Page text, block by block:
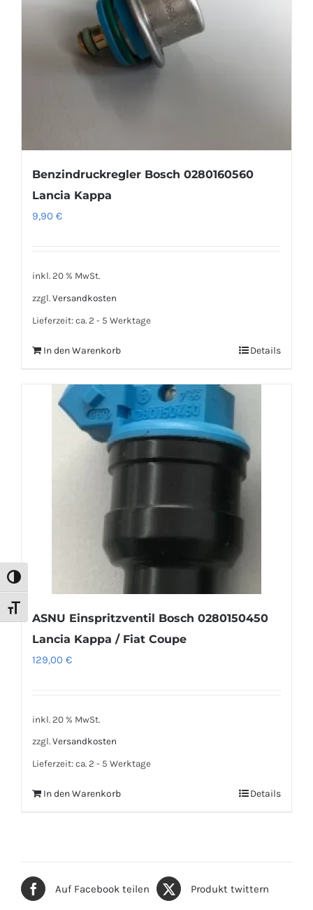
Umschalten auf hohe Kontraste
Schrift vergrößern
Benzindruckregler Bosch 0280160560
Lancia Kappa
9,90 €
inkl. 20 % MwSt.
zzgl. Versandkosten
Lieferzeit: ca. 2 - 5 Werktage
In den Warenkorb Details
ASNU Einspritzventil Bosch 0280150450
Lancia Kappa / Fiat Coupe
129,00 €
inkl. 20 % MwSt.
zzgl. Versandkosten
Lieferzeit: ca. 2 - 5 Werktage
In den Warenkorb Details
Auf Facebook teilen Produkt twittern